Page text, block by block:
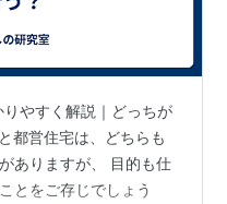
やすく解説｜どっちが
都営住宅は、どちらも
ありますが、 目的も仕
とをご存じでしょう